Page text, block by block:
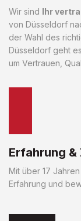
Wir sind Ihr
von Düsseldorf
der Wahl des
Düsseldorf geht
um Vertrauen,
Erfahrung
Mit über 17
Erfahrung und